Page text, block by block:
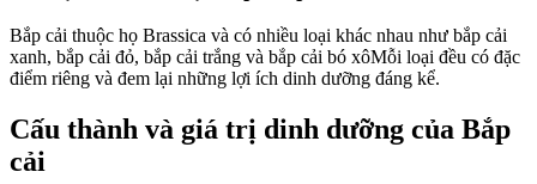
Bắp cải thuộc họ Brassica và có nhiều loại khác nhau như bắp cải
xanh, bắp cải đỏ, bắp cải trắng và bắp cải bó xôMỗi loại đều có đặc
điểm riêng và đem lại những lợi ích dinh dưỡng đáng kể.
Cấu thành và giá trị dinh dưỡng của Bắp
cải